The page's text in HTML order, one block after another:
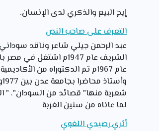
إيج البيع والذكري لدى الإنسان.
التعرف على صاحب النص
الشريف عام 1947م
شعرية منها" قصائد من السودان"،
لما عاناه من سنين الغربة
أثري رصيدي اللغوي